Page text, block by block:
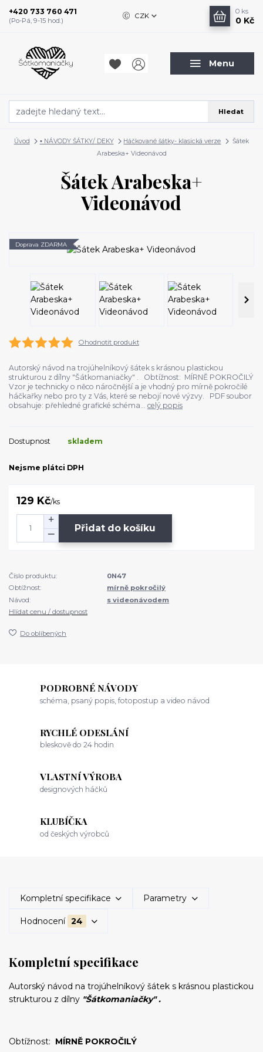
Menu
CZK
Hledat
+420 733 760 471
(Po-Pá, 9-15 hod.)
0 ks
0 Kč
Úvod ▪️ NÁVODY ŠÁTKY/ DEKY Háčkované šátky- klasická verze
Šátek
Arabeska+ Videonávod
Šátek Arabeska+
Videonávod
Doprava ZDARMA
Ohodnotit produkt
Autorský návod na trojúhelníkový šátek s krásnou plastickou
strukturou z dílny "Šátkomaniačky" . Obtížnost: MÍRNĚ POKROČILÝ
Vzor je technicky o něco náročnější a je vhodný pro mírně pokročilé
háčkařky nebo pro ty z Vás, které se nebojí nové výzvy. PDF soubor
obsahuje: přehledné grafické schéma... celý popis
Dostupnost skladem
Nejsme plátci DPH
129 Kč/ks
Přidat do košíku
Číslo produktu:
0N47
Obtížnost:
mírně pokročilý
Návod:
s videonávodem
Hlídat cenu / dostupnost
Do oblíbených
PODROBNÉ NÁVODY
schéma, psaný popis, fotopostup a video návod
RYCHLÉ ODESLÁNÍ
bleskově do 24 hodin
VLASTNÍ VÝROBA
designových háčků
KLUBÍČKA
od českých výrobců
Kompletní specifikace Parametry
Hodnocení 24
Kompletní specifikace
Autorský návod na trojúhelníkový šátek s krásnou plastickou
strukturou z dílny "Šátkomaniačky" .
Obtížnost: MÍRNĚ POKROČILÝ